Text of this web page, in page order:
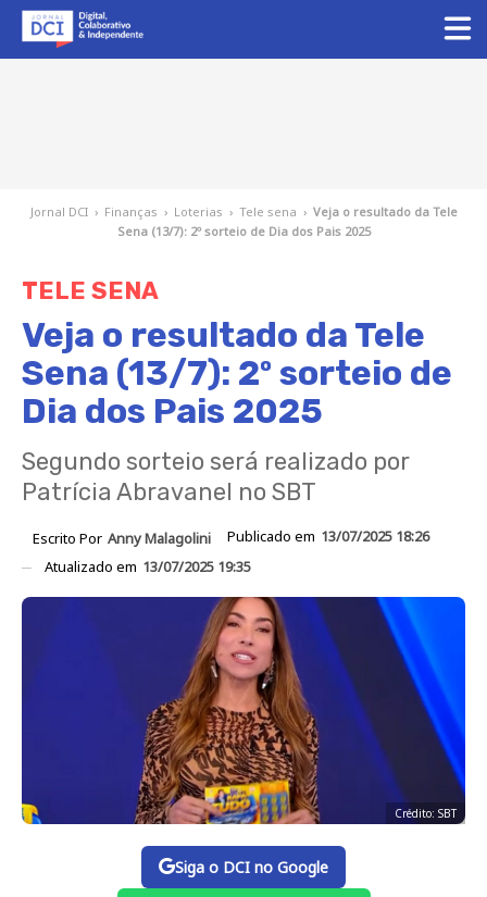
Jornal DCI › Finanças › Loterias › Tele sena › Veja o resultado da Tele
Sena (13/7): 2º sorteio de Dia dos Pais 2025
TELE SENA
Veja o resultado da Tele
Sena (13/7): 2º sorteio de
Dia dos Pais 2025
Segundo sorteio será realizado por
Patrícia Abravanel no SBT
Escrito Por Anny Malagolini Publicado em 13/07/2025 18:26
Atualizado em 13/07/2025 19:35
Crédito: SBT
Siga o DCI no Google